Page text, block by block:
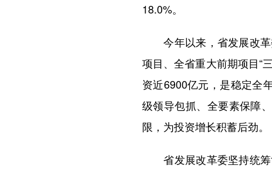
18.0%。
今年以来，省发展改革
项目、全省重大前期项目“
资近6900亿元，是稳定全
级领导包抓、全要素保障
限，为投资增长积蓄后劲。
省发展改革委坚持统筹